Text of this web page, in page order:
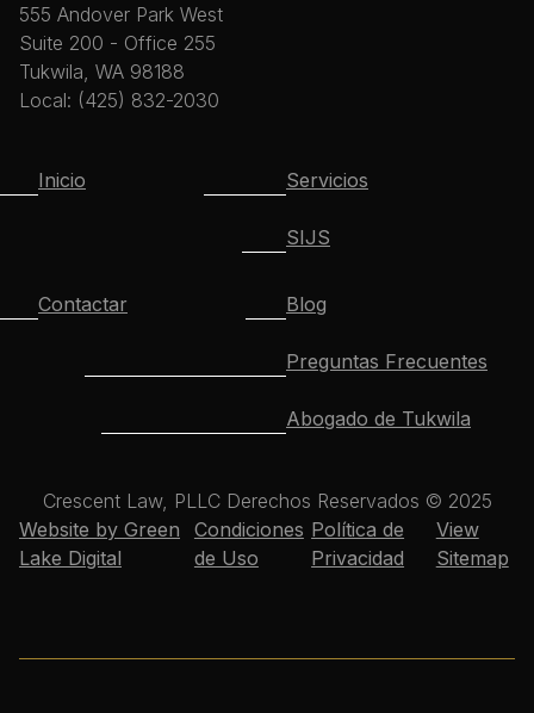
555 Andover Park West
Suite 200 - Office 255
Tukwila, WA 98188
Local: (425) 832-2030
Inicio Servicios
SIJS
Contactar Blog
Preguntas Frecuentes
Abogado de Tukwila
Crescent Law, PLLC Derechos Reservados © 2025
Website by Green
Lake Digital
Condiciones
de Uso
Política de
Privacidad
View
Sitemap